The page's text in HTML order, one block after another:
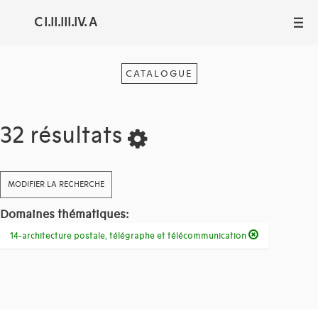
C I.II.III.IV. A III
CATALOGUE
32 résultats
MODIFIER LA RECHERCHE
Domaines thématiques:
14-architecture postale, télégraphe et télécommunication